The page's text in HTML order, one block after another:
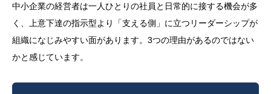
中小企業の経営者は一人ひとりの社員と日常的に接する機会が多
く、上意下達の指示型より「支える側」に立つリーダーシップが
組織になじみやすい面があります。3つの理由があるのではない
かと感じています。